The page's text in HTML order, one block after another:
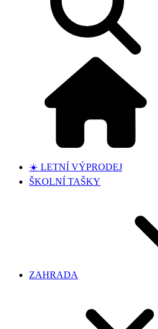
☀️ LETNÍ VÝPRODEJ
ŠKOLNÍ TAŠKY
ZAHRADA